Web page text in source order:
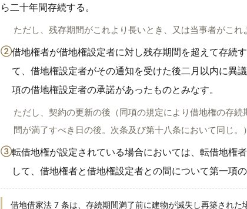
ら二十年間存続する。
ただし、残存期間がこれより長いとき、又は当事者がこれ
②借地権者が借地権設定者に対し残存期間を超えて存続
て、借地権設定者がその通知を受けた後二月以内に異
項の借地権設定者の承諾があったものとみなす。
ただし、契約の更新の後（同項の規定により借地権の存
間が満了すべき日の後。次条及び第十八条において同じ
③転借地権が設定されている場合においては、転借地権
して、借地権者と借地権設定者との間について第一項の
借地借家法 7 条は、存続期間満了前に建物が滅失し再築され